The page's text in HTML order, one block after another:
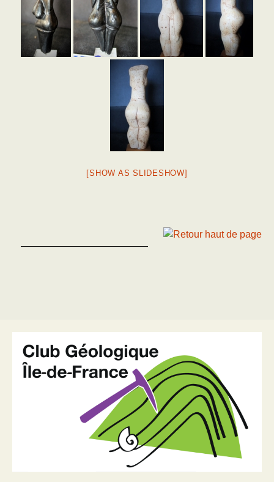
[SHOW AS SLIDESHOW]
—————————————